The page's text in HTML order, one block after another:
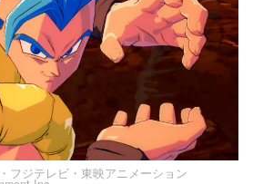
フジテレビ・東映アニメーション